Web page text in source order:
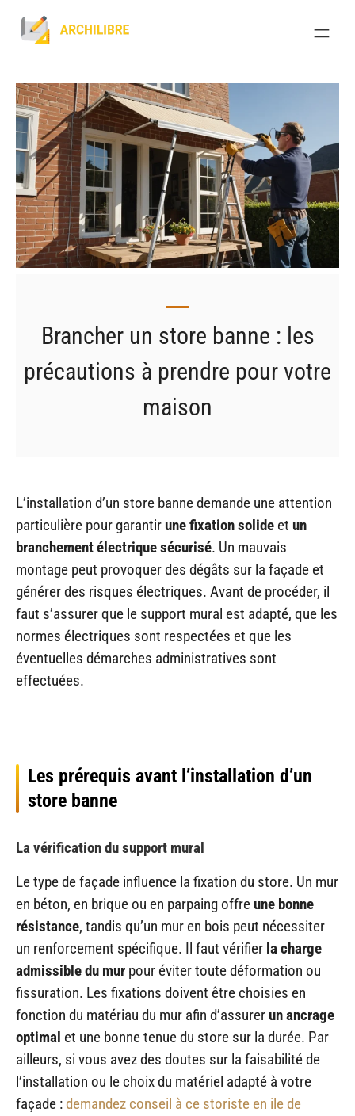
Brancher un store banne : les
précautions à prendre pour votre
maison
L’installation d’un store banne demande une attention
particulière pour garantir une fixation solide et un
branchement électrique sécurisé. Un mauvais
montage peut provoquer des dégâts sur la façade et
générer des risques électriques. Avant de procéder, il
faut s’assurer que le support mural est adapté, que les
normes électriques sont respectées et que les
éventuelles démarches administratives sont
effectuées.
Les prérequis avant l’installation d’un
store banne
La vérification du support mural
Le type de façade influence la fixation du store. Un mur
en béton, en brique ou en parpaing offre une bonne
résistance, tandis qu’un mur en bois peut nécessiter
un renforcement spécifique. Il faut vérifier la charge
admissible du mur pour éviter toute déformation ou
fissuration. Les fixations doivent être choisies en
fonction du matériau du mur afin d’assurer un ancrage
optimal et une bonne tenue du store sur la durée. Par
ailleurs, si vous avez des doutes sur la faisabilité de
l’installation ou le choix du matériel adapté à votre
façade : demandez conseil à ce storiste en ile de